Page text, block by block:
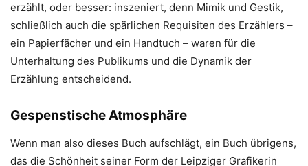
erzählt, oder besser: inszeniert, denn Mimik und Gestik,
schließlich auch die spärlichen Requisiten des Erzählers –
ein Papierfächer und ein Handtuch – waren für die
Unterhaltung des Publikums und die Dynamik der
Erzählung entscheidend.
Gespenstische Atmosphäre
Wenn man also dieses Buch aufschlägt, ein Buch übrigens,
das die Schönheit seiner Form der Leipziger Grafikerin